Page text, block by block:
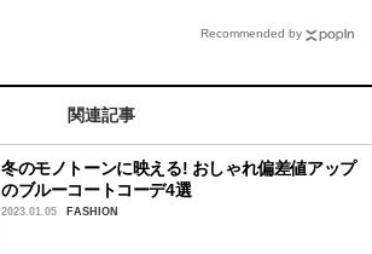
Recommended by
関連記事
冬のモノトーンに映える! おしゃれ偏差値アップ
のブルーコートコーデ4選
2023.01.05 FASHION